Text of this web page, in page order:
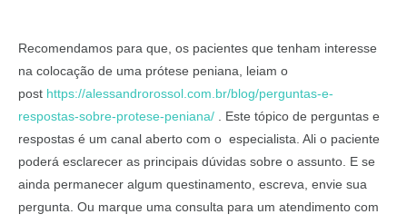
Recomendamos para que, os pacientes que tenham interesse
na colocação de uma prótese peniana, leiam o
post https://alessandrorossol.com.br/blog/perguntas-e-
respostas-sobre-protese-peniana/ . Este tópico de perguntas e
respostas é um canal aberto com o especialista. Ali o paciente
poderá esclarecer as principais dúvidas sobre o assunto. E se
ainda permanecer algum questinamento, escreva, envie sua
pergunta. Ou marque uma consulta para um atendimento com